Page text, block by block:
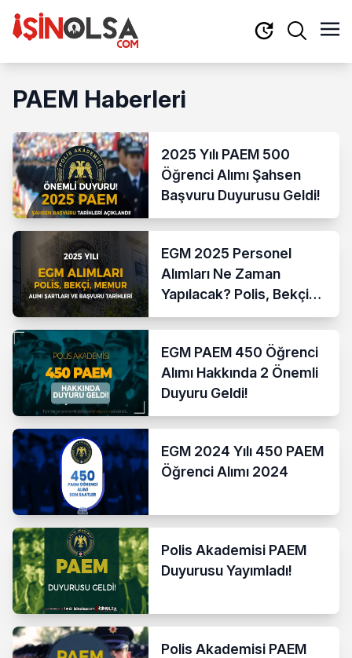
PAEM Haberleri
2025 Yılı PAEM 500
Öğrenci Alımı Şahsen
Başvuru Duyurusu Geldi!
EGM 2025 Personel
Alımları Ne Zaman
Yapılacak? Polis, Bekçi
ve Memur Kadroları İçin
EGM PAEM 450 Öğrenci
Alımı Hakkında 2 Önemli
Duyuru Geldi!
EGM 2024 Yılı 450 PAEM
Öğrenci Alımı 2024
Polis Akademisi PAEM
Duyurusu Yayımladı!
Polis Akademisi PAEM